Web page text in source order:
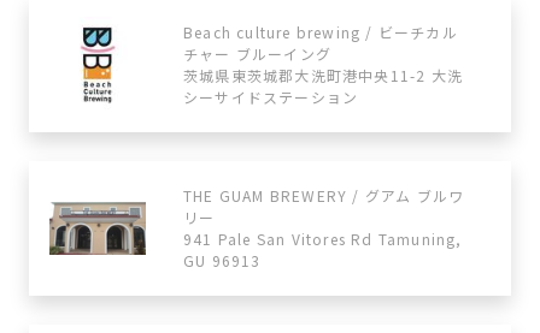
Beach culture brewing / ビーチカル
チャー ブルーイング
茨城県東茨城郡大洗町港中央11-2 大洗
シーサイドステーション
THE GUAM BREWERY / グアム ブルワ
リー
941 Pale San Vitores Rd Tamuning,
GU 96913